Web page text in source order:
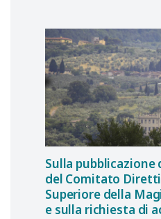
Sulla pubblicazione
del Comitato
Superiore della
e sulla richiesta di